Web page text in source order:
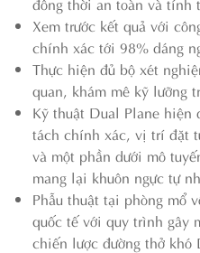
Xem trước kết quả với
chính xác tới 98% dáng
Thực hiện đủ bộ xét
quan, khám mê kỹ lưỡng
Kỹ thuật Dual Plane hiện
tách chính xác, vị trí đặt
và một phần dưới mô
mang lại khuôn ngực tự
Phẫu thuật tại phòng mổ
quốc tế với quy trình gây
chiến lược đường thở